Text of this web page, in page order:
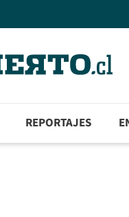
REPORTAJES